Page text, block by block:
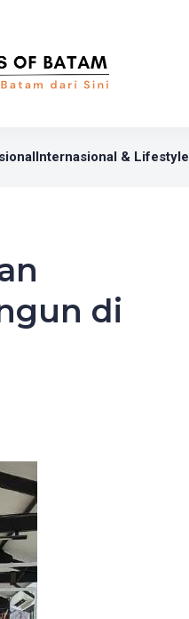
Internasional & Lifestyle
di